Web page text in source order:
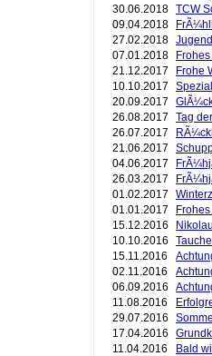
30.06.2018 TCW
09.04.2018
27.02.2018
07.01.2018
21.12.2017
Frohe
10.10.2017
20.09.2017
26.08.2017
Tag
26.07.2017
21.06.2017
04.06.2017
26.03.2017
01.02.2017
01.01.2017
15.12.2016
10.10.2016
15.11.2016
02.11.2016
06.09.2016
11.08.2016
29.07.2016
17.04.2016
11.04.2016
Bald